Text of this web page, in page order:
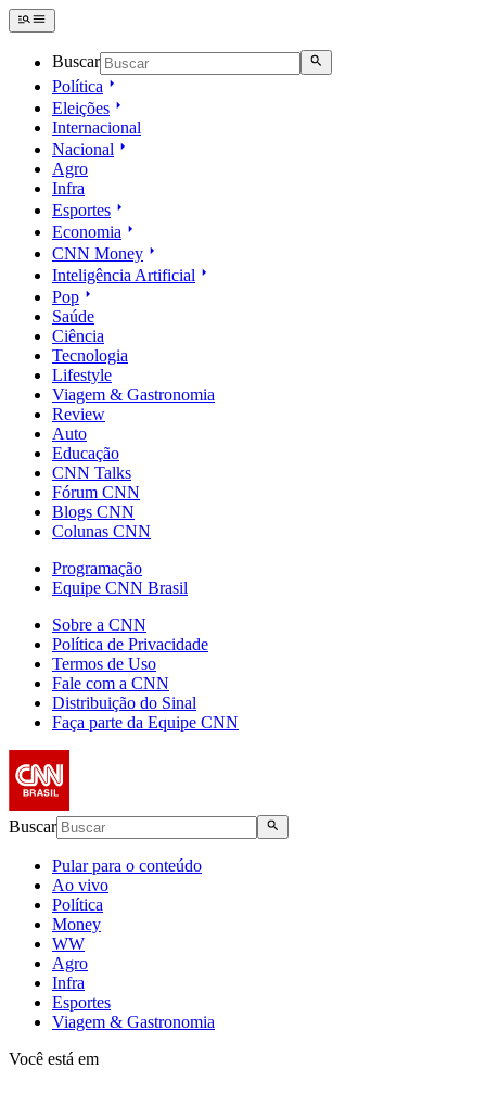
Buscar
Política
Eleições
Internacional
Nacional
Agro
Infra
Esportes
Economia
CNN Money
Inteligência Artificial
Pop
Saúde
Ciência
Tecnologia
Lifestyle
Viagem & Gastronomia
Review
Auto
Educação
CNN Talks
Fórum CNN
Blogs CNN
Colunas CNN
Programação
Equipe CNN Brasil
Sobre a CNN
Política de Privacidade
Termos de Uso
Fale com a CNN
Distribuição do Sinal
Faça parte da Equipe CNN
Buscar
Pular para o conteúdo
Ao vivo
Política
Money
WW
Agro
Infra
Esportes
Viagem & Gastronomia
Você está em